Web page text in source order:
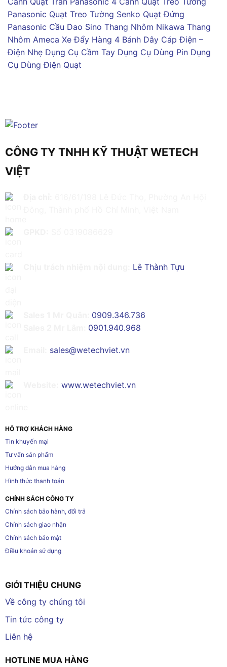
Panasonic Quạt Treo Tường Senko Quạt Đứng
Panasonic Cầu Dao Sino Thang Nhôm Nikawa Thang
Nhôm Ameca Xe Đẩy Hàng 4 Bánh Dây Cáp Điện –
Điện Nhẹ Dụng Cụ Cầm Tay Dụng Cụ Dùng Pin Dụng
Cụ Dùng Điện Quạt
CÔNG TY TNHH KỸ THUẬT WETECH
VIỆT
Lê Thành Tựu
0909.346.736
0901.940.968
sales@wetechviet.vn
www.wetechviet.vn
HỖ TRỢ KHÁCH HÀNG
Tin khuyến mại
Tư vấn sản phẩm
Hướng dẫn mua hàng
Hình thức thanh toán
CHÍNH SÁCH CÔNG TY
Chính sách bảo hành, đổi trả
Chính sách giao nhận
Chính sách bảo mật
Điều khoản sử dụng
GIỚI THIỆU CHUNG
Về công ty chúng tôi
Tin tức công ty
Liên hệ
HOTLINE MUA HÀNG